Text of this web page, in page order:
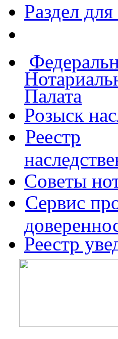
Раздел
Палата
Розыск
Реестр
Советы
Сервис
Реестр